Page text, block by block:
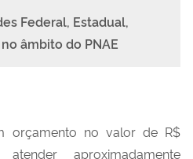
Federal, Estadual,
âmbito do PNAE
orçamento no valor de R$
atender aproximadamente